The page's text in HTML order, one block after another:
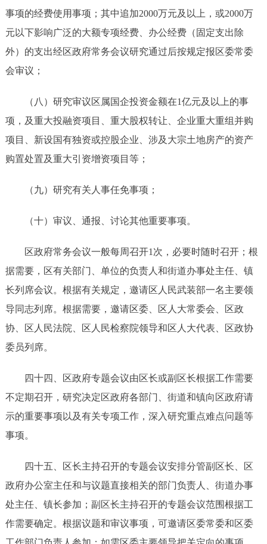
事项的经费使用事项；其中追加2000万元及以上，或2000万
元以下影响广泛的大额专项经费、办公经费（固定支出除
外）的支出经区政府常务会议研究通过后按规定报区委常委
会审议；
（八） 研究审议区属国企投资金额在1亿元及以上的事
项，及重大投融资项目、重大股权转让、企业重大重组并购
项目、新设国有独资或控股企业、涉及大宗土地房产的资产
购置处置及重大引资增资项目等；
（九）研究有关人事任免事项；
（十） 审议、通报、讨论其他重要事项。
区政府常务会议一般每周召开1次 ，必要时随时召开； 根
据需要， 区有关部门、单位的负责人和街道办事处主任、 镇
长列席会议。根据有关规定，邀请区人民武装部一名主要领
导同志列席。根据需要， 邀请区委、区人大常委会、区政
协、区人民法院、区人民检察院领导和区人大代表、区政协
委员列席。
四十四
区政府专题会议由区长或副区长根据工作需要
不定期召开，研究决定区政府各部门、 街道和镇向区政府请
示的重要事项以及有关专项工作，深入研究重点难点问题等
事项。
四十五 区长主持召开的专题会议安排分管副区长、区
政府办公室主任和与议题直接相关的部门负责人、街道办事
处主任、镇长参加；副区长主持召开的专题会议范围根据工
作需要确定。根据议题和审议事项，可邀请区委常委和区委